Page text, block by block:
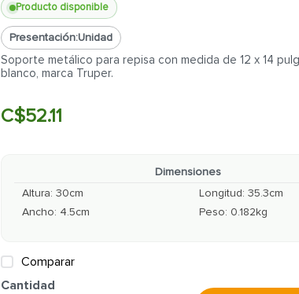
Producto disponible
Presentación:Unidad
Soporte metálico para repisa con medida de 12 x 14
blanco, marca Truper.
C$52.11
Dimensiones
Altura: 30cm Longitud: 35.3cm
Ancho: 4.5cm Peso: 0.182kg
Comparar
Cantidad